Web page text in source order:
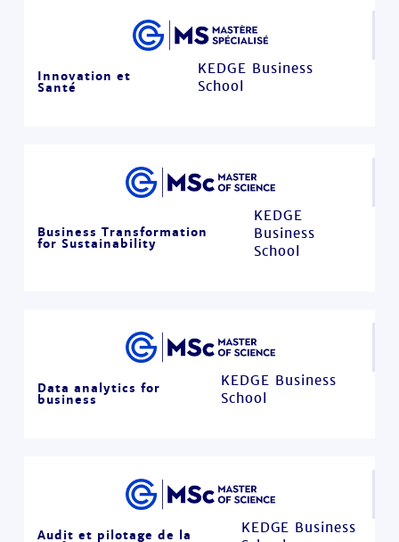
Innovation et
Santé
KEDGE Business
School
Business Transformation
for Sustainability
KEDGE
Business
School
Data analytics for
business
KEDGE Business
School
Audit et pilotage de la
KEDGE Business